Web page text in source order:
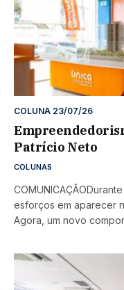
COLUNA 23/07/26
Patrício Neto
COLUNAS
esforços em aparecer
Agora, um novo